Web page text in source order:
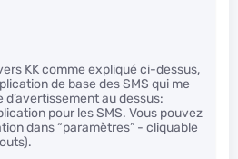
KK comme expliqué ci-dessus,
de base des SMS qui me
au dessus:
pour les SMS. Vous pouvez
dans “paramètres” - cliquable